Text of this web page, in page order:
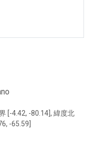
[-4.42, -80.14], 緯度北
-65.59]